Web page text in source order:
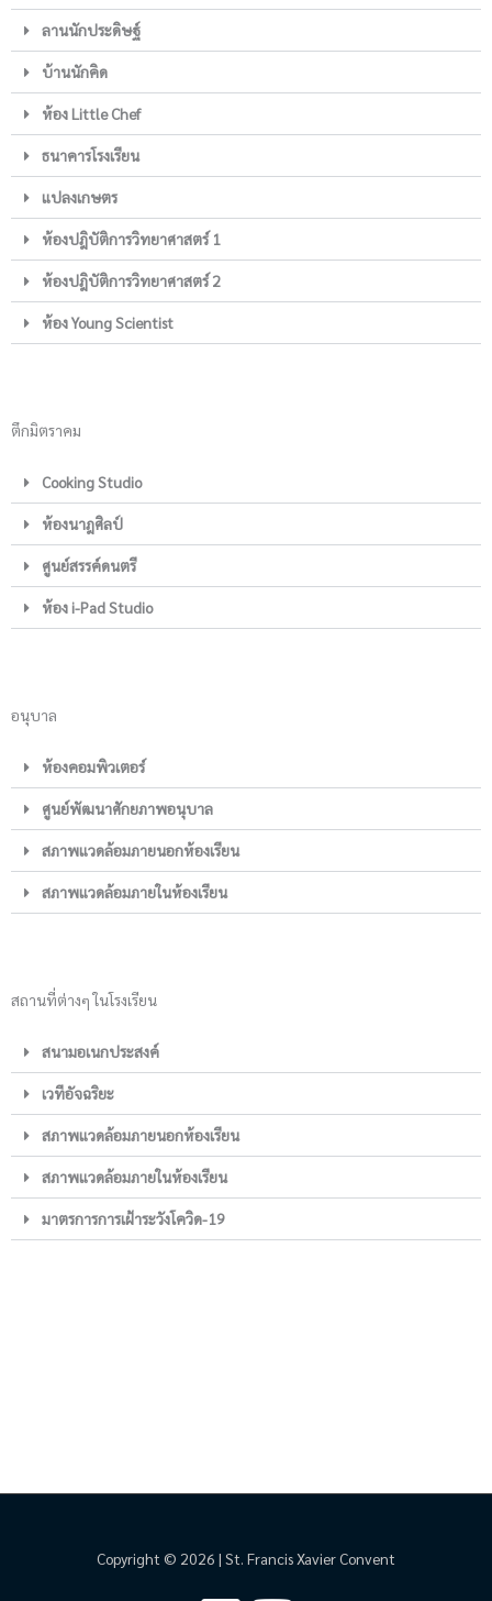
ลานนักประดิษฐ์
บ้านนักคิด
ห้อง Little Chef
ธนาคารโรงเรียน
แปลงเกษตร
ห้องปฎิบัติการวิทยาศาสตร์ 1
ห้องปฎิบัติการวิทยาศาสตร์ 2
ห้อง Young Scientist
ตึกมิตราคม
Cooking Studio
ห้องนาฎศิลป์
ศูนย์สรรค์ดนตรี
ห้อง i-Pad Studio
อนุบาล
ห้องคอมพิวเตอร์
ศูนย์พัฒนาศักยภาพอนุบาล
สภาพแวดล้อมภายนอกห้องเรียน
สภาพแวดล้อมภายในห้องเรียน
สถานที่ต่างๆ ในโรงเรียน
สนามอเนกประสงค์
เวทีอัจฉริยะ
สภาพแวดล้อมภายนอกห้องเรียน
สภาพแวดล้อมภายในห้องเรียน
มาตรการการเฝ้าระวังโควิด-19
Copyright © 2026 | St. Francis Xavier Convent